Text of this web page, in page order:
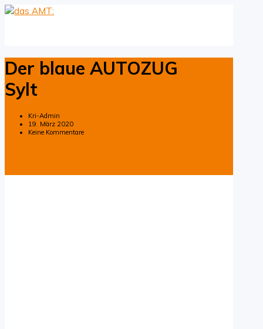
Der blaue AUTOZUG
Sylt
Kri-Admin
19. März 2020
Keine Kommentare